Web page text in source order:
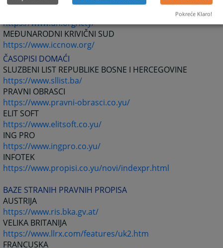
https://www.un.org/icty/
MEĐUNARODNI KRIVIČNI SUD
https://www.iccnow.org/
ČASOPISI DOMAĆI
SLUZBENI LIST REPUBLIKE BOSNE I HERCEGOVINE
https://www.sllist.ba/
PRAVNI OBRASCI
https://www.pravni-obrasci.co.yu/
ELIT SOFT
https://www.elitsoft.co.yu/
ING PRO
https://www.ingpro.co.yu/
INFOTEK
https://www.propisi.co.yu/novi/indexpr.html
BAZE STRANIH PRAVNIH PROPISA
AUSTRIJA
https://www.ris.bka.gv.at/
VELIKA BRITANIJA
https://www.llrx.com/features/uk2.htm
FRANCUSKA
Pokreće Klaro!